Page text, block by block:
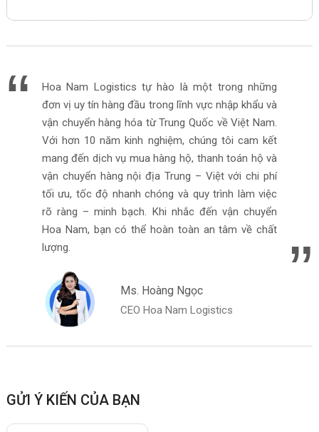
Hoa Nam Logistics tự hào là một trong những
đơn vị uy tín hàng đầu trong lĩnh vực nhập khẩu và
vận chuyển hàng hóa từ Trung Quốc về Việt Nam.
Với hơn 10 năm kinh nghiệm, chúng tôi cam kết
mang đến dịch vụ mua hàng hộ, thanh toán hộ và
vận chuyển hàng nội địa Trung – Việt với chi phí
tối ưu, tốc độ nhanh chóng và quy trình làm việc
rõ ràng – minh bạch. Khi nhắc đến vận chuyển
Hoa Nam, bạn có thể hoàn toàn an tâm về chất
lượng.
Ms. Hoàng Ngọc
CEO Hoa Nam Logistics
GỬI Ý KIẾN CỦA BẠN